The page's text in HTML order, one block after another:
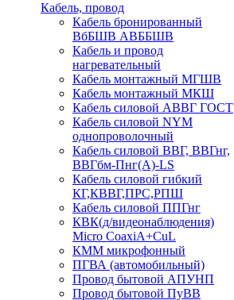
Кабель, провод
Кабель бронированный
ВбБШВ АВББШВ
Кабель и провод
нагревательный
Кабель монтажный МГШВ
Кабель монтажный МКШ
Кабель силовой АВВГ ГОСТ
Кабель силовой NYM
однопроволочный
Кабель силовой ВВГ, ВВГнг,
ВВГбм-Пнг(А)-LS
Кабель силовой гибкий
КГ,КВВГ,ПРС,РПШ
Кабель силовой ППГнг
КВК(д/видеонаблюдения)
Micro CoaxiA+CuL
КММ микрофонный
ПГВА (автомобильный)
Провод бытовой АПУНП
Провод бытовой ПуВВ